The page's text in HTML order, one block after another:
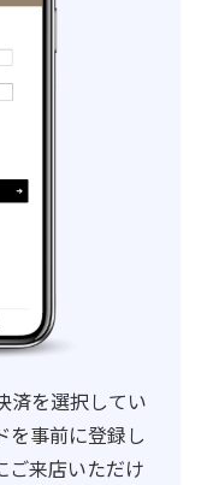
済を選択してい
を事前に登録し
ご来店いただけ